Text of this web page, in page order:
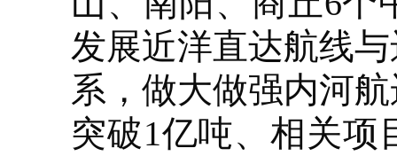
发展近洋直达航线
系，做大做强内河
突破1亿吨、相关项